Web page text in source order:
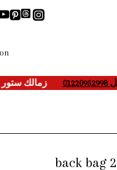
زمالك___-
back bag